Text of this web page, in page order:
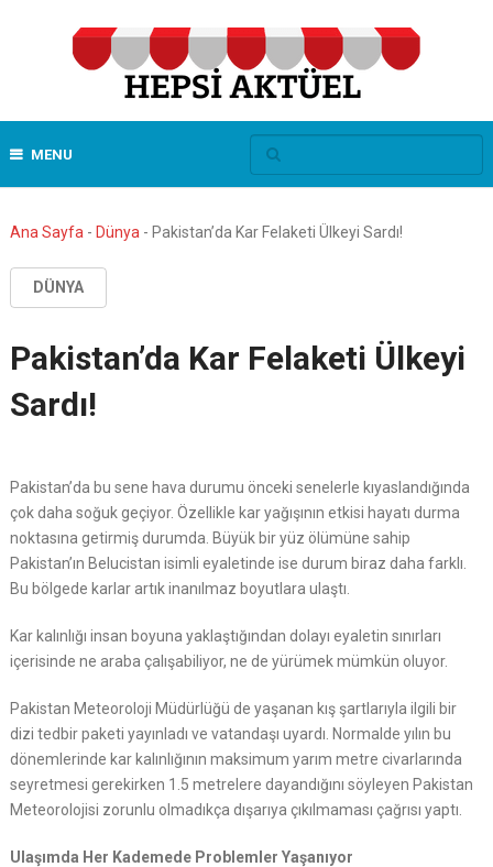
MENU
Ana Sayfa - Dünya - Pakistan’da Kar Felaketi Ülkeyi Sardı!
DÜNYA
Pakistan’da Kar Felaketi Ülkeyi
Sardı!
Pakistan’da bu sene hava durumu önceki senelerle kıyaslandığında
çok daha soğuk geçiyor. Özellikle kar yağışının etkisi hayatı durma
noktasına getirmiş durumda. Büyük bir yüz ölümüne sahip
Pakistan’ın Belucistan isimli eyaletinde ise durum biraz daha farklı.
Bu bölgede karlar artık inanılmaz boyutlara ulaştı.
Kar kalınlığı insan boyuna yaklaştığından dolayı eyaletin sınırları
içerisinde ne araba çalışabiliyor, ne de yürümek mümkün oluyor.
Pakistan Meteoroloji Müdürlüğü de yaşanan kış şartlarıyla ilgili bir
dizi tedbir paketi yayınladı ve vatandaşı uyardı. Normalde yılın bu
dönemlerinde kar kalınlığının maksimum yarım metre civarlarında
seyretmesi gerekirken 1.5 metrelere dayandığını söyleyen Pakistan
Meteorolojisi zorunlu olmadıkça dışarıya çıkılmaması çağrısı yaptı.
Ulaşımda Her Kademede Problemler Yaşanıyor